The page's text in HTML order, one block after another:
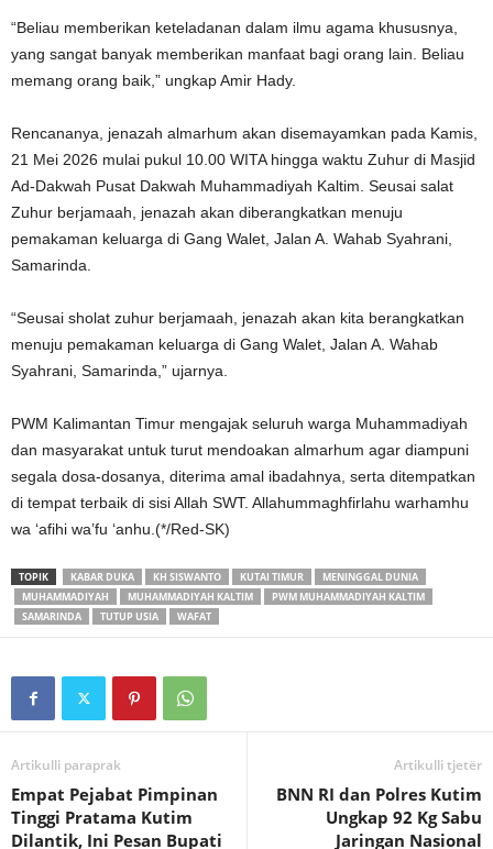
“Beliau memberikan keteladanan dalam ilmu agama khususnya,
yang sangat banyak memberikan manfaat bagi orang lain. Beliau
memang orang baik,” ungkap Amir Hady.
Rencananya, jenazah almarhum akan disemayamkan pada Kamis,
21 Mei 2026 mulai pukul 10.00 WITA hingga waktu Zuhur di Masjid
Ad-Dakwah Pusat Dakwah Muhammadiyah Kaltim. Seusai salat
Zuhur berjamaah, jenazah akan diberangkatkan menuju
pemakaman keluarga di Gang Walet, Jalan A. Wahab Syahrani,
Samarinda.
“Seusai sholat zuhur berjamaah, jenazah akan kita berangkatkan
menuju pemakaman keluarga di Gang Walet, Jalan A. Wahab
Syahrani, Samarinda,” ujarnya.
PWM Kalimantan Timur mengajak seluruh warga Muhammadiyah
dan masyarakat untuk turut mendoakan almarhum agar diampuni
segala dosa-dosanya, diterima amal ibadahnya, serta ditempatkan
di tempat terbaik di sisi Allah SWT. Allahummaghfirlahu warhamhu
wa ‘afihi wa’fu ‘anhu.(*/Red-SK)
TOPIK KABAR DUKA KH SISWANTO KUTAI TIMUR
MENINGGAL DUNIA
MUHAMMADIYAH
MUHAMMADIYAH KALTIM
PWM MUHAMMADIYAH KALTIM
SAMARINDA
TUTUP USIA WAFAT
Artikulli paraprak
Empat Pejabat Pimpinan
Tinggi Pratama Kutim
Dilantik, Ini Pesan Bupati
Artikulli tjetër
BNN RI dan Polres Kutim
Ungkap 92 Kg Sabu
Jaringan Nasional